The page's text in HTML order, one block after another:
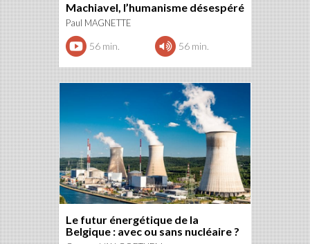
Machiavel, l’humanisme désespéré
Paul MAGNETTE
56 min. 56 min.
Le futur énergétique de la
Belgique : avec ou sans nucléaire ?